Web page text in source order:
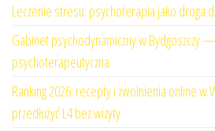
Leczenie stresu: psychoterapia jako droga
Gabinet psychodynamiczny w Bydgoszczy
psychoterapeutyczna
Ranking 2026: recepty i zwolnienia online
przedłużyć L4 bez wizyty